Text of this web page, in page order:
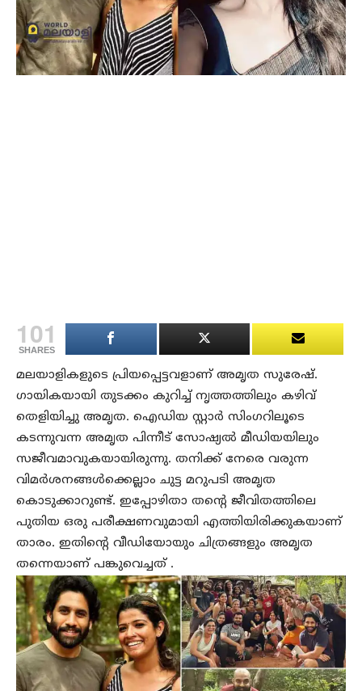
101
SHARES
മലയാളികളുടെ പ്രിയപ്പെട്ടവളാണ് അമൃത സുരേഷ്.
ഗായികയായി തുടക്കം കുറിച്ച് നൃത്തത്തിലും കഴിവ്
തെളിയിച്ചു അമൃത. ഐഡിയ സ്റ്റാര്‍ സിംഗറിലൂടെ
കടന്നുവന്ന അമൃത പിന്നീട് സോഷ്യല്‍ മീഡിയയിലും
സജീവമാവുകയായിരുന്നു. തനിക്ക് നേരെ വരുന്ന
വിമര്‍ശനങ്ങള്‍ക്കെല്ലാം ചുട്ട മറുപടി അമൃത
കൊടുക്കാറുണ്ട്. ഇപ്പോഴിതാ തന്റെ ജീവിതത്തിലെ
പുതിയ ഒരു പരീക്ഷണവുമായി എത്തിയിരിക്കുകയാണ്
താരം. ഇതിന്റെ വീഡിയോയും ചിത്രങ്ങളും അമൃത
തന്നെയാണ് പങ്കുവെച്ചത് .